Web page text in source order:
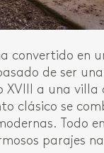
convertido en
de ser
XVIII a una villa
clásico se
Todo
parajes